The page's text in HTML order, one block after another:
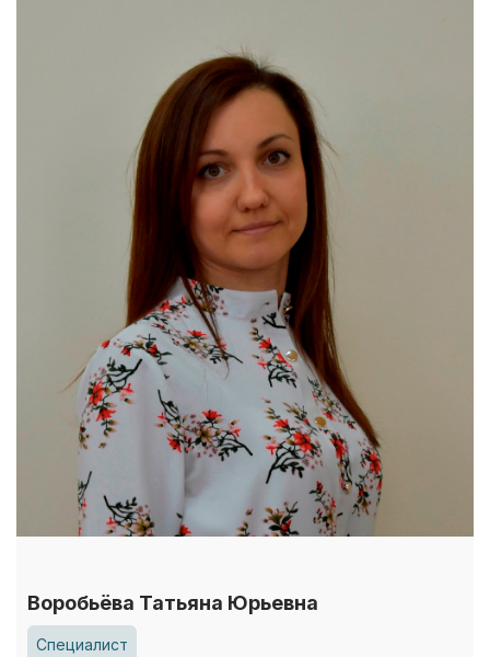
Воробьёва Татьяна Юрьевна
Специалист